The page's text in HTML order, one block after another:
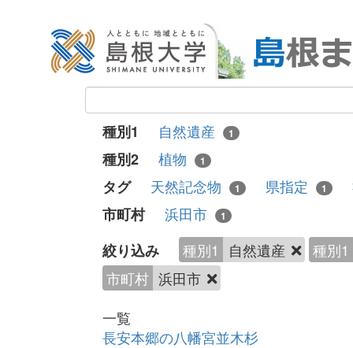
種別1 自然遺産 1
種別2 植物 1
タグ 天然記念物 1 県指定 1
市町村
浜田市 1
絞り込み 種別1 自然遺産
種別1
市町村 浜田市
一覧
長安本郷の八幡宮並木杉